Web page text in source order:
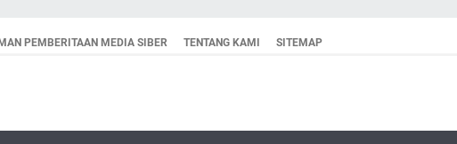
PEMBERITAAN MEDIA SIBER TENTANG KAMI SITEMAP